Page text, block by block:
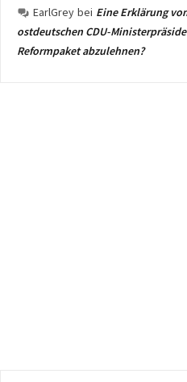
EarlGrey bei Eine Erklärung
ostdeutschen CDU-
Reformpaket abzulehnen?